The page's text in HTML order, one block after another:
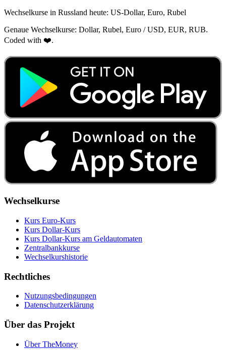
Wechselkurse in Russland heute: US-Dollar, Euro, Rubel
Genaue Wechselkurse: Dollar, Rubel, Euro / USD, EUR, RUB.
Coded with ❤️.
Wechselkurse
Kurs Euro-Kurs
Kurs Dollar-Kurs
Kurs Dollar-Kurs am Geldautomaten
Zentralbankkurse
Wechselkurshistorie
Rechtliches
Nutzungsbedingungen
Datenschutzerklärung
Über das Projekt
Über TheMoney